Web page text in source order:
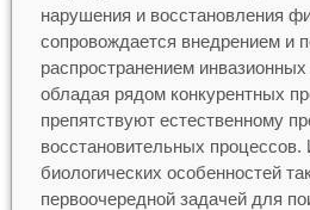
нарушения и восстановления
сопровождается внедрением и
распространением
обладая рядом конкурентных
препятствуют естественному
восстановительных процессов.
биологических особенностей
первоочередной задачей для